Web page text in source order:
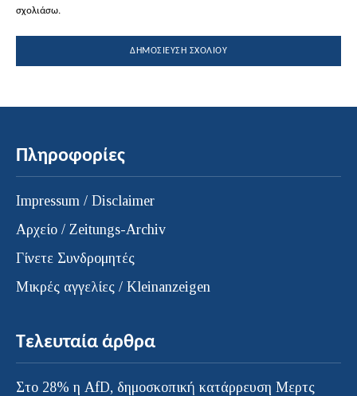
σχολιάσω.
Πληροφορίες
Impressum / Disclaimer
Αρχείο / Zeitungs-Archiv
Γίνετε Συνδρομητές
Μικρές αγγελίες / Kleinanzeigen
Τελευταία άρθρα
Στο 28% η AfD, δημοσκοπική κατάρρευση Μερτς